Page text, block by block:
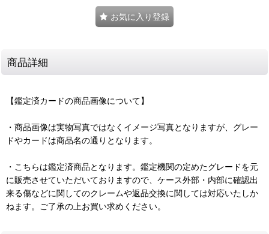
お気に入り登録
商品詳細
【鑑定済カードの商品画像について】
・商品画像は実物写真ではなくイメージ写真となりますが、グレー
ドやカードは商品名の通りとなります。
・こちらは鑑定済商品となります。鑑定機関の定めたグレードを元
に販売させていただいておりますので、ケース外部・内部に確認出
来る傷などに関してのクレームや返品交換に関しては対応いたしか
ねます。ご了承の上お買い求めください。